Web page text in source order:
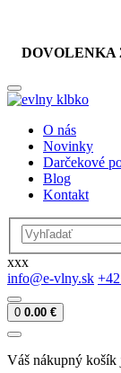
DOVOLENKA
O nás
Novinky
Darčekové
Blog
Kontakt
xxx
info@e-vlny.sk
0 0.00 €
Váš nákupný košík